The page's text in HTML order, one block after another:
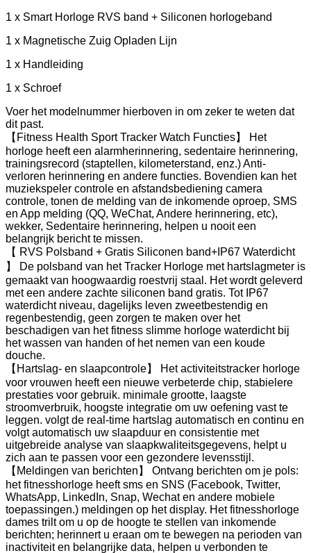
1 x Smart Horloge RVS band + Siliconen horlogeband
1 x Magnetische Zuig Opladen Lijn
1 x Handleiding
1 x Schroef
Voer het modelnummer hierboven in om zeker te weten dat
dit past.
【Fitness Health Sport Tracker Watch Functies】 Het
horloge heeft een alarmherinnering, sedentaire herinnering,
trainingsrecord (staptellen, kilometerstand, enz.) Anti-
verloren herinnering en andere functies. Bovendien kan het
muziekspeler controle en afstandsbediening camera
controle, tonen de melding van de inkomende oproep, SMS
en App melding (QQ, WeChat, Andere herinnering, etc),
wekker, Sedentaire herinnering, helpen u nooit een
belangrijk bericht te missen.
【 RVS Polsband + Gratis Siliconen band+IP67 Waterdicht
】 De polsband van het Tracker Horloge met hartslagmeter is
gemaakt van hoogwaardig roestvrij staal. Het wordt geleverd
met een andere zachte siliconen band gratis. Tot IP67
waterdicht niveau, dagelijks leven zweetbestendig en
regenbestendig, geen zorgen te maken over het
beschadigen van het fitness slimme horloge waterdicht bij
het wassen van handen of het nemen van een koude
douche.
【Hartslag- en slaapcontrole】 Het activiteitstracker horloge
voor vrouwen heeft een nieuwe verbeterde chip, stabielere
prestaties voor gebruik. minimale grootte, laagste
stroomverbruik, hoogste integratie om uw oefening vast te
leggen. volgt de real-time hartslag automatisch en continu en
volgt automatisch uw slaapduur en consistentie met
uitgebreide analyse van slaapkwaliteitsgegevens, helpt u
zich aan te passen voor een gezondere levensstijl.
【Meldingen van berichten】 Ontvang berichten om je pols:
het fitnesshorloge heeft sms en SNS (Facebook, Twitter,
WhatsApp, LinkedIn, Snap, Wechat en andere mobiele
toepassingen.) meldingen op het display. Het fitnesshorloge
dames trilt om u op de hoogte te stellen van inkomende
berichten; herinnert u eraan om te bewegen na perioden van
inactiviteit en belangrijke data, helpen u verbonden te